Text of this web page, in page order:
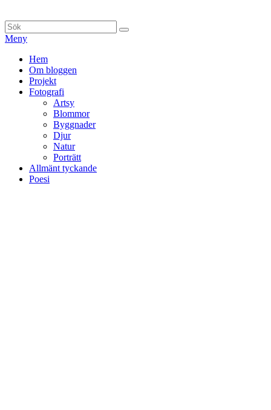
till
innehåll
Sök
efter:
Sök
Meny
Primär
meny
Hem
Om bloggen
Projekt
Fotografi
Artsy
Blommor
Byggnader
Djur
Natur
Porträtt
Allmänt tyckande
Poesi